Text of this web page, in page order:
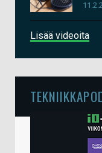
Lisää videoita